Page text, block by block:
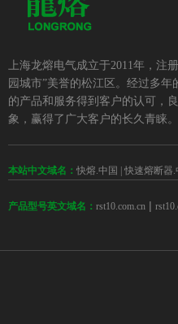
上海龙熔电气成立于2011年，注
园城市”美誉的松江区。经过多年
的产品和服务得到客户的认可，
象，赢得了广大客户的长久青睐。
本站中文域名： 快熔.中国 | 快速熔断器.
产品型号英文域名： rst10.com.cn |